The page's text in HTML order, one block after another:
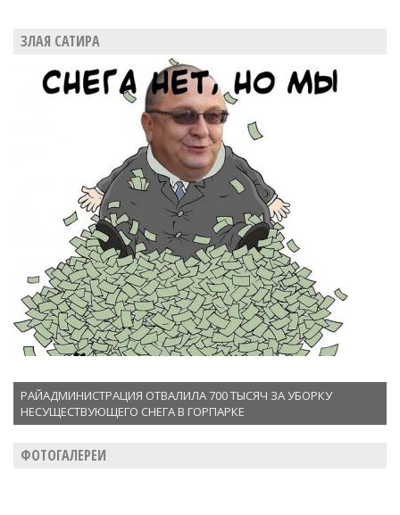
ЗЛАЯ САТИРА
РАЙАДМИНИСТРАЦИЯ ОТВАЛИЛА 700 ТЫСЯЧ ЗА УБОРКУ
НЕСУЩЕСТВУЮЩЕГО СНЕГА В ГОРПАРКЕ
ФОТОГАЛЕРЕИ